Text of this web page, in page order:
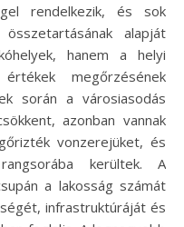
rendelkezik, és sok
alapját
hanem a helyi
megőrzésének
során a városiasodás
azonban vannak
vonzerejüket, és
kerültek. A
a lakosság számát
infrastruktúráját és